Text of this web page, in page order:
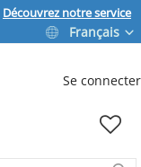
Découvrez notre service
Français
Se connecter